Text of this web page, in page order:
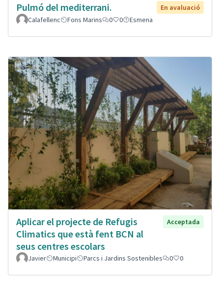
Pulmó del mediterrani.
En avaluació
Calafellenc
Fons Marins 0 0 Esmena
Aplicar el projecte de Refugis
Climatics que està fent BCN al
seus centres escolars
Acceptada
Javier Municipi Parcs i Jardins Sostenibles 0 0